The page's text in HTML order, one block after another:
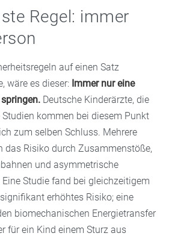
Regel: immer
auf einen Satz
wäre es dieser: Immer nur eine
Deutsche Kinderärzte, die
Studien kommen bei diesem Punkt
zum selben Schluss. Mehrere
das Risiko durch Zusammenstöße,
und asymmetrische
Studie fand bei gleichzeitigem
erhöhtes Risiko; eine
biomechanischen Energietransfer
für ein Kind einem Sturz aus